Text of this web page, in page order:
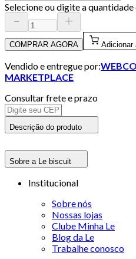
Selecione ou digite a quantidade
COMPRAR AGORA Adicionar
Vendido e entregue por:
MARKETPLACE
Consultar frete e prazo
Descrição do produto
Sobre a Le biscuit
Institucional
Sobre nós
Nossas lojas
Clube Minha Le
Blog da Le
Trabalhe conosco